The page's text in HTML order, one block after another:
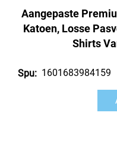
Aangepaste
Katoen, Losse
Shirts
Spu: 1601683984159